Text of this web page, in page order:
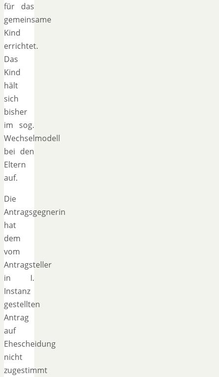
für das
gemeinsame
Kind
errichtet.
Das
Kind
hält
sich
bisher
im sog.
Wechselmodell
bei den
Eltern
auf.
Die
Antragsgegnerin
hat
dem
vom
Antragsteller
in I.
Instanz
gestellten
Antrag
auf
Ehescheidung
nicht
zugestimmt